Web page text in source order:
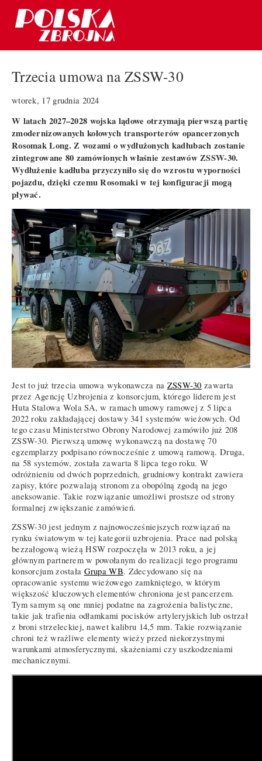
Trzecia umowa na ZSSW-30
wtorek, 17 grudnia 2024
W latach 2027–2028 wojska lądowe otrzymają pierwszą partię
zmodernizowanych kołowych transporterów opancerzonych
Rosomak Long. Z wozami o wydłużonych kadłubach zostanie
zintegrowane 80 zamówionych właśnie zestawów ZSSW-30.
Wydłużenie kadłuba przyczyniło się do wzrostu wyporności
pojazdu, dzięki czemu Rosomaki w tej konfiguracji mogą
pływać.
Jest to już trzecia umowa wykonawcza na ZSSW-30 zawarta
przez Agencję Uzbrojenia z konsorcjum, którego liderem jest
Huta Stalowa Wola SA, w ramach umowy ramowej z 5 lipca
2022 roku zakładającej dostawy 341 systemów wieżowych. Od
tego czasu Ministerstwo Obrony Narodowej zamówiło już 208
ZSSW-30. Pierwszą umowę wykonawczą na dostawę 70
egzemplarzy podpisano równocześnie z umową ramową. Druga,
na 58 systemów, została zawarta 8 lipca tego roku. W
odróżnieniu od dwóch poprzednich, grudniowy kontrakt zawiera
zapisy, które pozwalają stronom za obopólną zgodą na jego
aneksowanie. Takie rozwiązanie umożliwi prostsze od strony
formalnej zwiększanie zamówień.
ZSSW-30 jest jednym z najnowocześniejszych rozwiązań na
rynku światowym w tej kategorii uzbrojenia. Prace nad polską
bezzałogową wieżą HSW rozpoczęła w 2013 roku, a jej
głównym partnerem w powołanym do realizacji tego programu
konsorcjum została Grupa WB. Zdecydowano się na
opracowanie systemu wieżowego zamkniętego, w którym
większość kluczowych elementów chroniona jest pancerzem.
Tym samym są one mniej podatne na zagrożenia balistyczne,
takie jak trafienia odłamkami pocisków artyleryjskich lub ostrzał
z broni strzeleckiej, nawet kalibru 14,5 mm. Takie rozwiązanie
chroni też wrażliwe elementy wieży przed niekorzystnymi
warunkami atmosferycznymi, skażeniami czy uszkodzeniami
mechanicznymi.